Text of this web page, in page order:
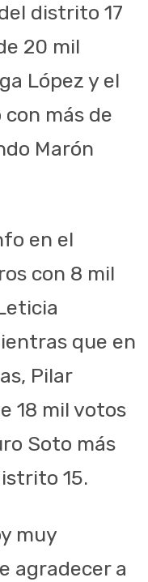
distrito 17
20 mil
López y el
más de
Marón
en el
con 8 mil
que en
Pilar
18 mil votos
Soto más
15.
muy
agradecer a